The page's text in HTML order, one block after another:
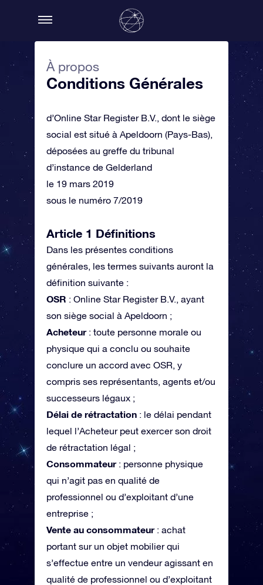
À propos
Conditions Générales
d’Online Star Register B.V., dont le siège
social est situé à Apeldoorn (Pays-Bas),
déposées au greffe du tribunal
d’instance de Gelderland
le 19 mars 2019
sous le numéro 7/2019
Article 1 Définitions
Dans les présentes conditions
générales, les termes suivants auront la
définition suivante :
OSR : Online Star Register B.V., ayant
son siège social à Apeldoorn ;
Acheteur: toute personne morale ou
physique qui a conclu ou souhaite
conclure un accord avec OSR, y
compris ses représentants, agents et/ou
successeurs légaux ;
Délai de rétractation : le délai pendant
lequel l’Acheteur peut exercer son droit
de rétractation légal ;
Consommateur: personne physique
qui n’agit pas en qualité de
professionnel ou d’exploitant d’une
entreprise ;
Vente au consommateur: achat
portant sur un objet mobilier qui
s’effectue entre un vendeur agissant en
qualité de professionnel ou d’exploitant